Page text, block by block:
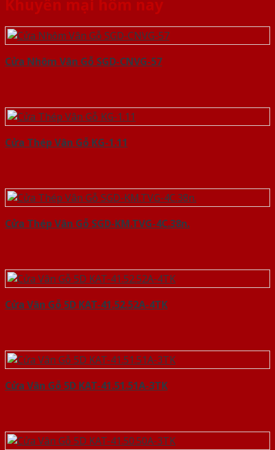
Khuyến mại hôm nay
Cửa Nhôm Vân Gỗ SGD-CNVG-57
Cửa Thép Vân Gỗ KG-1.11
Cửa Thép Vân Gỗ SGD-KM.TVG-4C.38n.
Cửa Vân Gỗ 5D KAT-41.52.52A-4TK
Cửa Vân Gỗ 5D KAT-41.51.51A-3TK